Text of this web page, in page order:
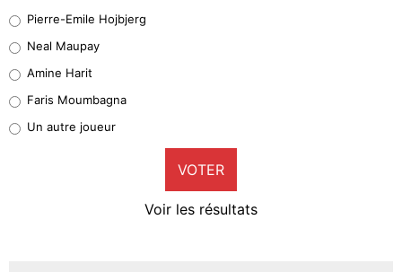
5%
1%
9%
Pierre-Emile Hojbjerg
Neal Maupay
Amine Harit
Faris Moumbagna
Un autre joueur
VOTER
Voir les résultats